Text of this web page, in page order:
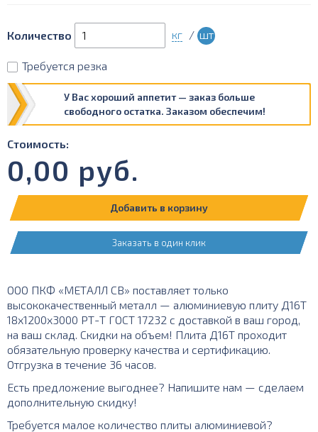
Количество кг / шт
Требуется резка
У Вас хороший аппетит — заказ больше
свободного остатка. Заказом обеспечим!
Стоимость:
0,00 руб.
Добавить в корзину
Заказать в один клик
ООО ПКФ «МЕТАЛЛ СВ» поставляет только
высококачественный металл — алюминиевую плиту Д16Т
18х1200х3000 РТ-Т ГОСТ 17232 с доставкой в ваш город,
на ваш склад. Скидки на объем! Плита Д16Т проходит
обязательную проверку качества и сертификацию.
Отгрузка в течение 36 часов.
Есть предложение выгоднее? Напишите нам — сделаем
дополнительную скидку!
Требуется малое количество плиты алюминиевой?